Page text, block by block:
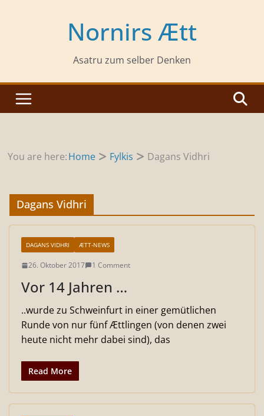
Nornirs Ætt
Asatru zum selber Denken
You are here:Home Fylkis Dagans Vidhri
Dagans Vidhri
DAGANS VIDHRI ÆTT-NEWS
26. Oktober 2017 1 Comment
Vor 14 Jahren …
..wurde zu Schweinfurt in einer gemütlichen
Runde von nur fünf Ættlingen (von denen zwei
heute nicht mehr dabei sind), das
Read More